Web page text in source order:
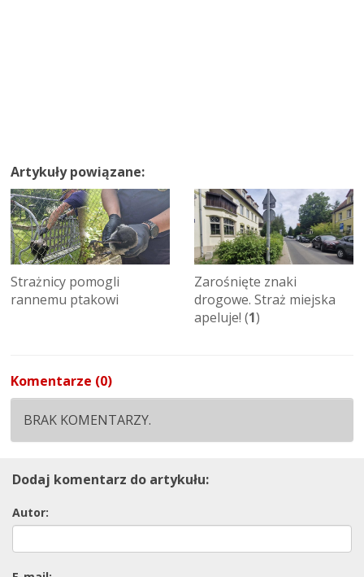
Artykuły powiązane:
Strażnicy pomogli
rannemu ptakowi
Zarośnięte znaki
drogowe. Straż miejska
apeluje! (1)
Komentarze (0)
BRAK KOMENTARZY.
Dodaj komentarz do artykułu:
Autor: